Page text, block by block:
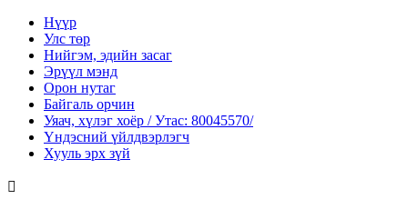
Нүүр
Улс төр
Нийгэм, эдийн засаг
Эрүүл мэнд
Орон нутаг
Байгаль орчин
Уяач, хүлэг хоёр / Утас: 80045570/
Үндэсний үйлдвэрлэгч
Хууль эрх зүй